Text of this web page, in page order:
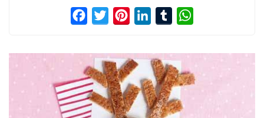
FacebookTwitterPinterestLinkedInTumblr